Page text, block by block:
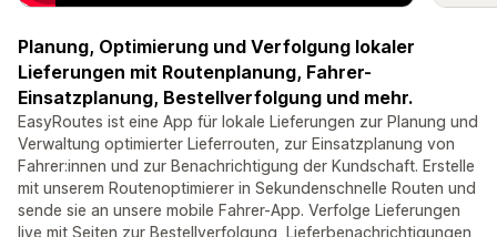
Planung, Optimierung und Verfolgung lokaler
Lieferungen mit Routenplanung, Fahrer-
Einsatzplanung, Bestellverfolgung und mehr.
EasyRoutes ist eine App für lokale Lieferungen zur Planung und
Verwaltung optimierter Lieferrouten, zur Einsatzplanung von
Fahrer:innen und zur Benachrichtigung der Kundschaft. Erstelle
mit unserem Routenoptimierer in Sekundenschnelle Routen und
sende sie an unsere mobile Fahrer-App. Verfolge Lieferungen
live mit Seiten zur Bestellverfolgung, Lieferbenachrichtigungen